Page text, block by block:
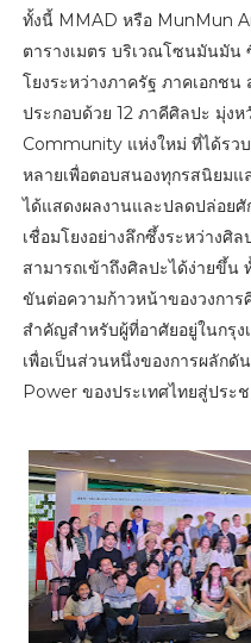
ทั้งนี้ MMAD หรือ MunMun
ตารางเมตร บริเวณโซนมันมัน
โยงระหว่างภาครัฐ ภาคเอกช
ประกอบด้วย 12 ภาคีศิลปะ มุ่ง
Community แห่งใหม่ ที่ได้รว
หลายเพื่อตอบสนองทุกรสนิยม
ได้แสดงผลงานและปลดปล่อยศั
เชื่อมโยงอย่างลึกซึ้งระหว่างศิ
สามารถเข้าถึงศิลปะได้ง่ายขึ้น
ขันต่อความก้าวหน้าของวงกา
สำคัญสำหรับผู้ที่อาศัยอยู่ในกรุง
เพื่อเป็นส่วนหนึ่งของการผลักดั
Power ของประเทศไทยสู่ประ